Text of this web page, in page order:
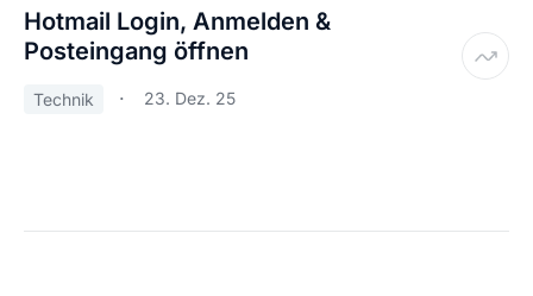
Hotmail Login, Anmelden &
Posteingang öffnen
Technik 23. Dez. 25